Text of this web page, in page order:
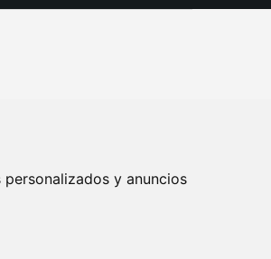
y anuncios